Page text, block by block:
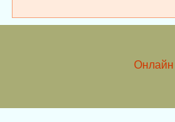
Онлайн